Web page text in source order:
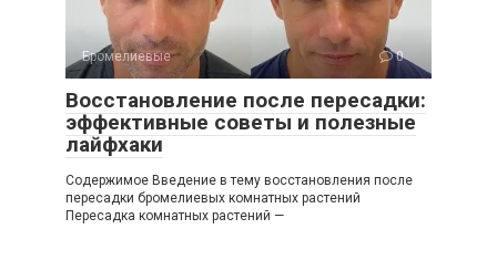
Бромелиевые 0
Восстановление после пересадки:
эффективные советы и полезные
лайфхаки
Содержимое Введение в тему восстановления после
пересадки бромелиевых комнатных растений
Пересадка комнатных растений —